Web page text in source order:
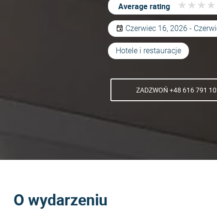
Average rating ★ ★ ★ ★
★ ★ ★ ★
Czerwiec 16, 2026 -
Hotele i restauracje
ZADZWOŃ +48 616 791
O wydarzeniu